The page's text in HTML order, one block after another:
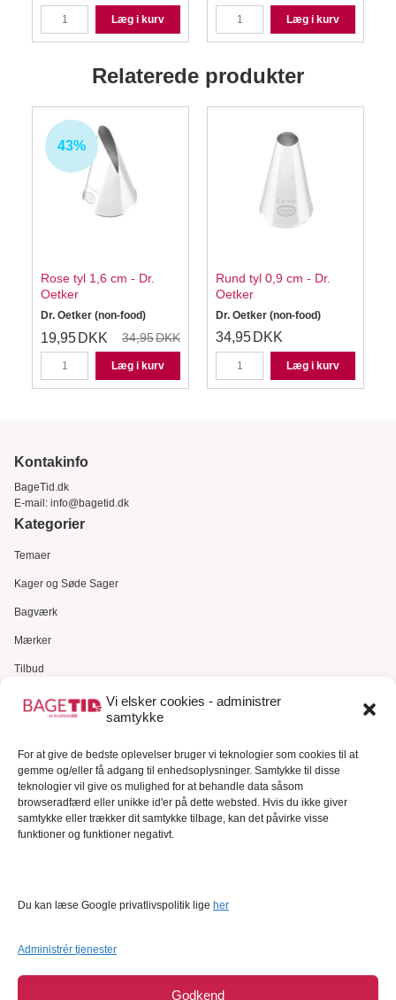
Vi elsker cookies - administrer
samtykke
For at give de bedste oplevelser bruger vi teknologier som cookies til at
gemme og/eller få adgang til enhedsoplysninger. Samtykke til disse
teknologier vil give os mulighed for at behandle data såsom
browseradfærd eller unikke id'er på dette websted. Hvis du ikke giver
samtykke eller trækker dit samtykke tilbage, kan det påvirke visse
funktioner og funktioner negativt.
Du kan læse Google privatlivspolitik lige her
Administrér tjenester
Godkend
Læg i kurv Læg i kurv
Relaterede produkter
43%
Rose tyl 1,6 cm - Dr.
Oetker
Dr. Oetker (non-food)
34,95DKK
19,95 DKK
Læg i kurv
Rund tyl 0,9 cm - Dr.
Oetker
Dr. Oetker (non-food)
34,95 DKK
Læg i kurv
Kontakinfo
BageTid.dk
E-mail: info@bagetid.dk
Kategorier
Temaer
Kager og Søde Sager
Bagværk
Mærker
Tilbud
Gavekort
Kundeservice
Kundeservice
FAQ – Ofte stillede spørgsmål
Om Bagetid.dk
Se Fødevarestyrelsens smiley-rapporter